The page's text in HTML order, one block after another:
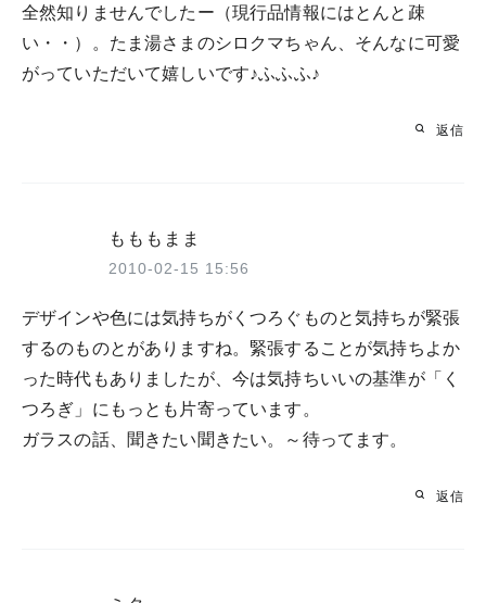
全然知りませんでしたー（現行品情報にはとんと疎
い・・）。たま湯さまのシロクマちゃん、そんなに可愛
がっていただいて嬉しいです♪ふふふ♪
返信
もももまま
2010-02-15 15:56
デザインや色には気持ちがくつろぐものと気持ちが緊張
するのものとがありますね。緊張することが気持ちよか
った時代もありましたが、今は気持ちいいの基準が「く
つろぎ」にもっとも片寄っています。
ガラスの話、聞きたい聞きたい。～待ってます。
返信